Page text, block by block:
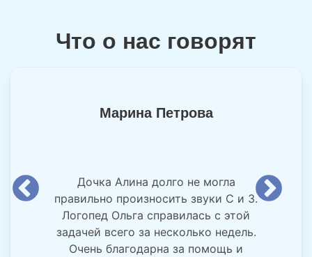
Что о нас говорят
Марина Петрова
Дочка Алина долго не могла
правильно произносить звуки С и З.
Логопед Ольга справилась с этой
задачей всего за несколько недель.
Очень благодарна за помощь и